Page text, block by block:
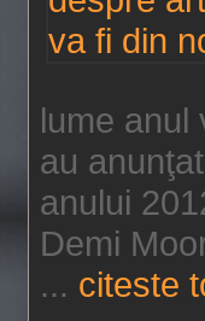
lume anul
au
anului
Demi
... citeste